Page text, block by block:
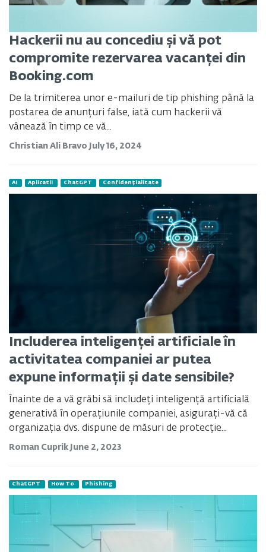
Hackerii nu au concediu și vă pot
compromite rezervarea vacanței din
Booking.com
De la trimiterea unor e-mailuri de tip phishing până la
postarea de anunțuri false, iată cum hackerii vă
vânează în timp ce vă...
Christian Ali Bravo July 16, 2024
AI Aplicatii ChatGPT Confidențialitate
Includerea inteligenței artificiale în
activitatea companiei ar putea
expune informații și date sensibile?
Înainte de a vă grăbi să includeți inteligență artificială
generativă în operațiunile companiei, asigurați-vă că
organizația dvs. dispune de măsuri de protecție...
Roman Cuprik June 2, 2023
ChatGPT How To Phishing